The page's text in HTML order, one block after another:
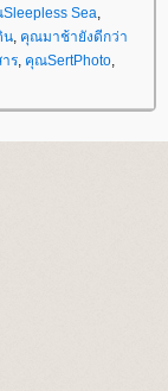
Sea,
น, คุณมาช้ายังดีกว่า
ร, คุณSertPhoto,